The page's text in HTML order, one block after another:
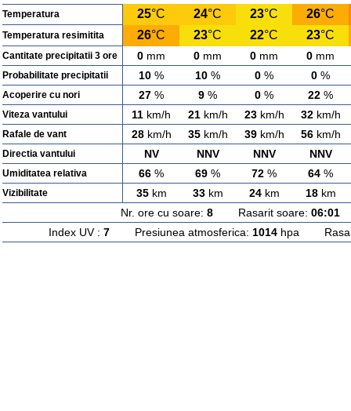
Temperatura 25°C 24°C 23°C 26°C
Temperatura resimitita 26°C 23°C 22°C 23°C
Cantitate precipitatii 3 ore 0 mm 0 mm 0 mm 0 mm
Probabilitate precipitatii 10 % 10 % 0 % 0 %
Acoperire cu nori 27 % 9 % 0 % 22 %
Viteza vantului 11 km/h 21km/h 23km/h 32km/h
Rafale de vant 28km/h 35km/h 39km/h 56km/h
Directia vantului NV NNV NNV NNV
Umiditatea relativa 66 % 69 % 72 % 64 %
Vizibilitate 35km 33km 24km 18km
Nr. ore cu soare: 8Rasarit soare: 06:01
Index UV : 7Presiunea atmosferica: 1014hpa